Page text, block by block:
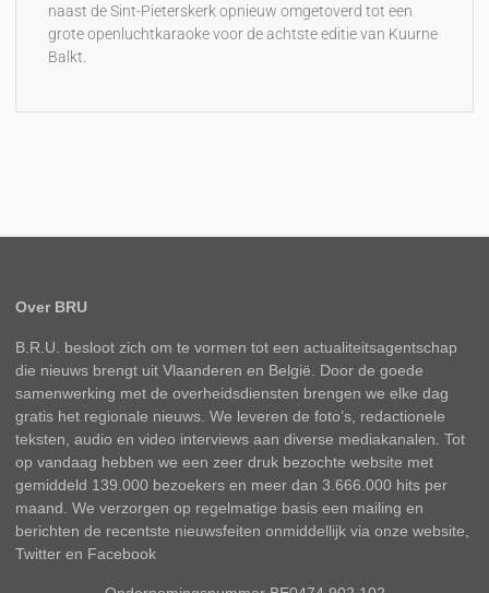
naast de Sint-Pieterskerk opnieuw omgetoverd tot een
grote openluchtkaraoke voor de achtste editie van Kuurne
Balkt.
Over BRU
B.R.U. besloot zich om te vormen tot een actualiteitsagentschap
die nieuws brengt uit Vlaanderen en België. Door de goede
samenwerking met de overheidsdiensten brengen we elke dag
gratis het regionale nieuws. We leveren de foto’s, redactionele
teksten, audio en video interviews aan diverse mediakanalen. Tot
op vandaag hebben we een zeer druk bezochte website met
gemiddeld 139.000 bezoekers en meer dan 3.666.000 hits per
maand. We verzorgen op regelmatige basis een mailing en
berichten de recentste nieuwsfeiten onmiddellijk via onze website,
Twitter en Facebook